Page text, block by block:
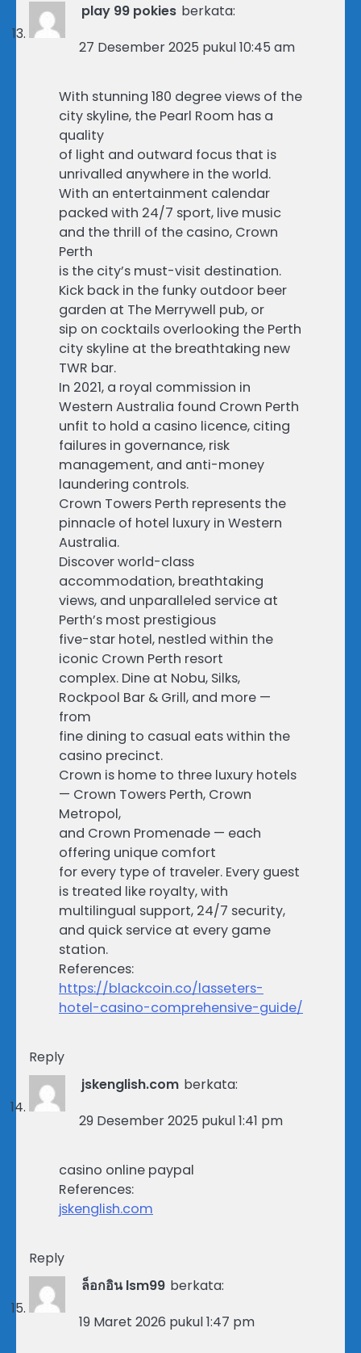
play 99 pokies berkata:
27 Desember 2025 pukul 10:45 am
With stunning 180 degree views of the
city skyline, the Pearl Room has a
quality
of light and outward focus that is
unrivalled anywhere in the world.
With an entertainment calendar
packed with 24/7 sport, live music
and the thrill of the casino, Crown
Perth
is the city’s must-visit destination.
Kick back in the funky outdoor beer
garden at The Merrywell pub, or
sip on cocktails overlooking the Perth
city skyline at the breathtaking new
TWR bar.
In 2021, a royal commission in
Western Australia found Crown Perth
unfit to hold a casino licence, citing
failures in governance, risk
management, and anti-money
laundering controls.
Crown Towers Perth represents the
pinnacle of hotel luxury in Western
Australia.
Discover world-class
accommodation, breathtaking
views, and unparalleled service at
Perth’s most prestigious
five-star hotel, nestled within the
iconic Crown Perth resort
complex. Dine at Nobu, Silks,
Rockpool Bar & Grill, and more —
from
fine dining to casual eats within the
casino precinct.
Crown is home to three luxury hotels
— Crown Towers Perth, Crown
Metropol,
and Crown Promenade — each
offering unique comfort
for every type of traveler. Every guest
is treated like royalty, with
multilingual support, 24/7 security,
and quick service at every game
station.
References:
https://blackcoin.co/lasseters-
hotel-casino-comprehensive-guide/
Reply
jskenglish.com berkata:
29 Desember 2025 pukul 1:41 pm
casino online paypal
References:
jskenglish.com
Reply
ล็อกอิน lsm99 berkata:
19 Maret 2026 pukul 1:47 pm